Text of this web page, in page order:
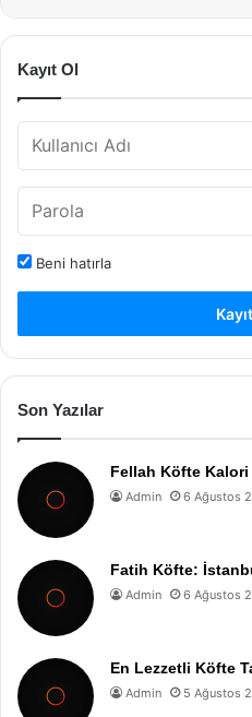
Kayıt Ol
Beni hatırla
Son Yazılar
Fellah Köfte
Admin 6 Ağustos
Fatih Köfte:
Admin 6 Ağustos
En Lezzetli Köfte
Admin 5 Ağustos